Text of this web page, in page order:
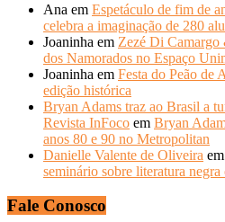
Ana em Espetáculo de fim de
celebra a imaginação de 280
Joaninha em Zezé Di
dos Namorados no Espaço
Joaninha em Festa do Peão de
edição histórica
Bryan Adams traz ao Brasil a
Revista InFoco em Bryan
anos 80 e 90 no Metropolitan
Danielle Valente de Oliveira em
seminário sobre literatura negra
Fale Conosco